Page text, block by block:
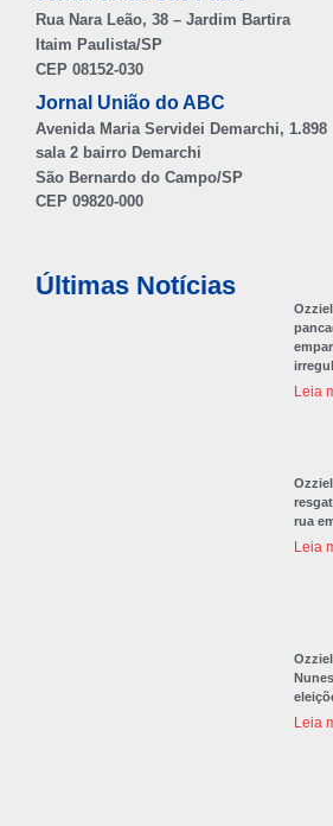
Rua Nara Leão, 38 – Jardim Bartira
Itaim Paulista/SP
CEP 08152-030
Jornal União do ABC
Avenida Maria Servidei Demarchi, 1.898
sala 2 bairro Demarchi
São Bernardo do Campo/SP
CEP 09820-000
Últimas Notícias
Leia
rua
Leia
Leia